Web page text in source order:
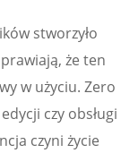
stworzyło
że ten
w użyciu. Zero
czy obsługi
czyni życie